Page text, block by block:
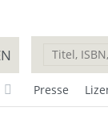
Presse